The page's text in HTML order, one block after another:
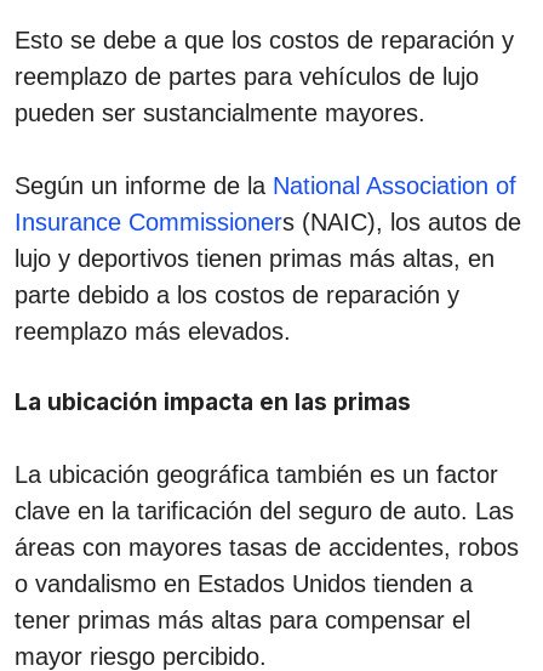
Esto se debe a que los costos de reparación y
reemplazo de partes para vehículos de lujo
pueden ser sustancialmente mayores.
Según un informe de la National Association of
Insurance Commissioners (NAIC), los autos de
lujo y deportivos tienen primas más altas, en
parte debido a los costos de reparación y
reemplazo más elevados.
La ubicación impacta en las primas
La ubicación geográfica también es un factor
clave en la tarificación del seguro de auto. Las
áreas con mayores tasas de accidentes, robos
o vandalismo en Estados Unidos tienden a
tener primas más altas para compensar el
mayor riesgo percibido.